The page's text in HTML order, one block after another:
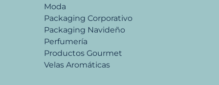
Moda
Packaging Corporativo
Packaging Navideño
Perfumería
Productos Gourmet
Velas Aromáticas